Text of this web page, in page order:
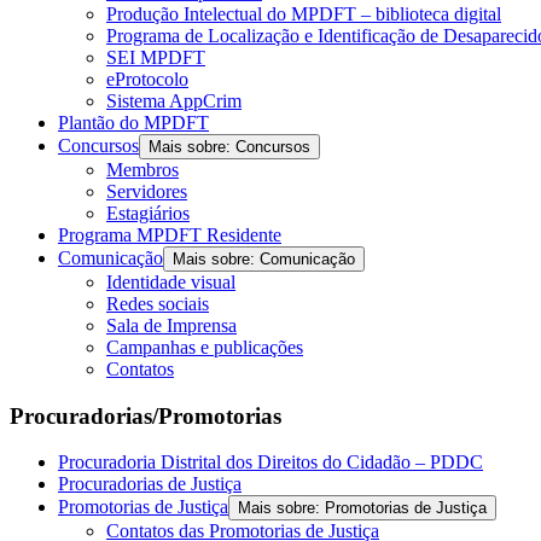
Produção Intelectual do MPDFT – biblioteca digital
Programa de Localização e Identificação de
SEI MPDFT
eProtocolo
Sistema AppCrim
Plantão do MPDFT
Concursos
Mais sobre: Concursos
Membros
Servidores
Estagiários
Programa MPDFT Residente
Comunicação
Mais sobre: Comunicação
Identidade visual
Redes sociais
Sala de Imprensa
Campanhas e publicações
Contatos
Procuradorias/Promotorias
Procuradoria Distrital dos Direitos do Cidadão – PDDC
Procuradorias de Justiça
Promotorias de Justiça
Mais sobre: Promotorias de Justiça
Contatos das Promotorias de Justiça